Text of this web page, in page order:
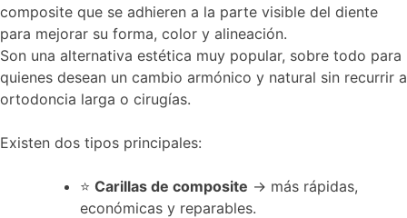
composite que se adhieren a la parte visible del diente
para mejorar su forma, color y alineación.
Son una alternativa estética muy popular, sobre todo para
quienes desean un cambio armónico y natural sin recurrir a
ortodoncia larga o cirugías.
Existen dos tipos principales:
⭐ Carillas de composite → más rápidas,
económicas y reparables.